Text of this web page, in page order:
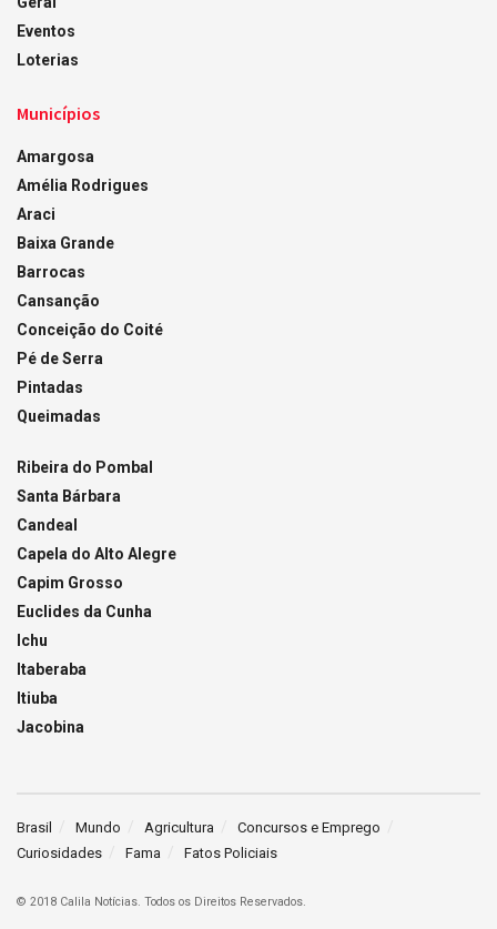
Eventos
Loterias
Municípios
Amargosa
Amélia Rodrigues
Araci
Baixa Grande
Barrocas
Cansanção
Conceição do Coité
Pé de Serra
Pintadas
Queimadas
Ribeira do Pombal
Santa Bárbara
Candeal
Capela do Alto Alegre
Capim Grosso
Euclides da Cunha
Ichu
Itaberaba
Itiuba
Jacobina
Brasil Mundo Agricultura
Concursos e Emprego
Curiosidades
Fama Fatos Policiais
© 2018 Calila Notícias. Todos os Direitos Reservados.